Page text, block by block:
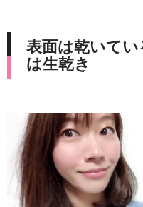
表面は乾いて
は生乾き